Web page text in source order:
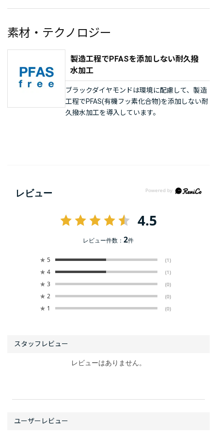
素材・テクノロジー
製造工程でPFASを添加しない耐久撥
水加工
ブラックダイヤモンドは環境に配慮して、製造
工程でPFAS(有機フッ素化合物)を添加しない耐
久撥水加工を導入しています。
レビュー
4.5
レビュー件数：2件
★ 5 (1)
★ 4 (1)
★ 3 (0)
★ 2 (0)
★ 1 (0)
レビューはありません。